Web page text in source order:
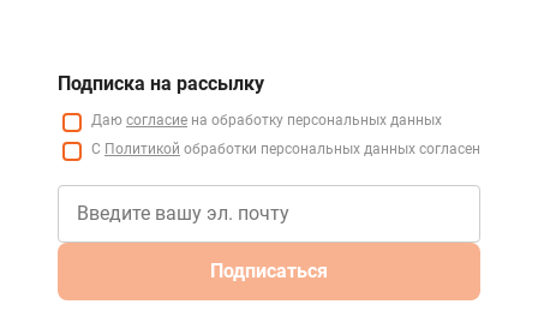
Подписка на рассылку
Даю согласие на обработку персональных данных
С Политикой обработки персональных данных согласен
Подписаться